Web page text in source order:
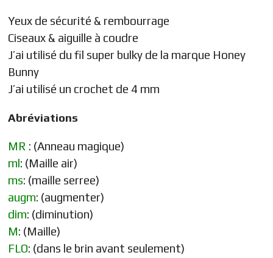
Yeux de sécurité & rembourrage
Ciseaux & aiguille à coudre
J’ai utilisé du fil super bulky de la marque Honey
Bunny
J’ai utilisé un crochet de 4 mm
Abréviations
MR : (Anneau magique)
ml: (Maille air)
ms: (maille serree)
augm: (augmenter)
dim: (diminution)
M: (Maille)
FLO: (dans le brin avant seulement)